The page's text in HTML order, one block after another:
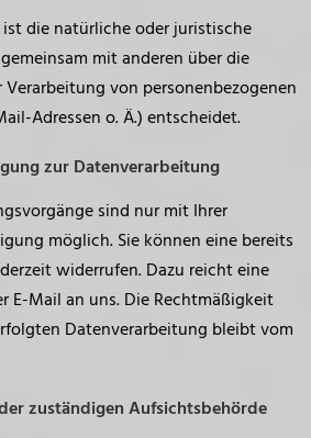
die natürliche oder juristische
mit anderen über die
von personenbezogenen
Adressen o. Ä.) entscheidet.
zur Datenverarbeitung
sind nur mit Ihrer
möglich. Sie können eine bereits
widerrufen. Dazu reicht eine
Mail an uns. Die Rechtmäßigkeit
Datenverarbeitung bleibt vom
zuständigen Aufsichtsbehörde